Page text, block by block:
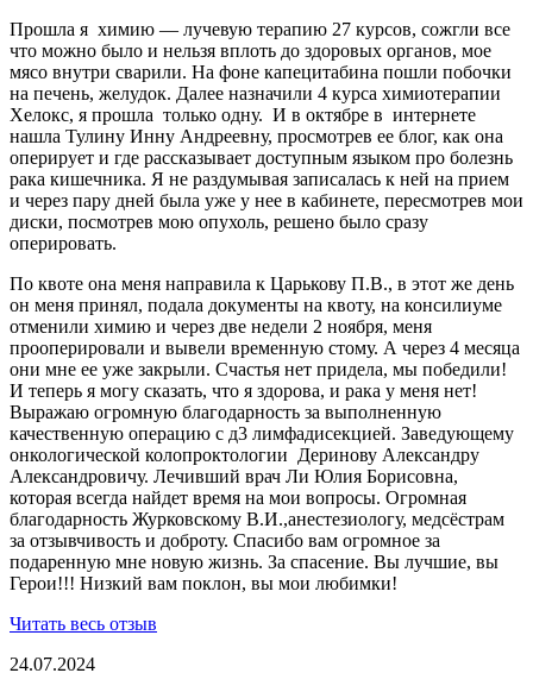
Прошла я химию — лучевую терапию 27 курсов, сожгли все
что можно было и нельзя вплоть до здоровых органов, мое
мясо внутри сварили. На фоне капецитабина пошли побочки
на печень, желудок. Далее назначили 4 курса химиотерапии
Хелокс, я прошла только одну. И в октябре в интернете
нашла Тулину Инну Андреевну, просмотрев ее блог, как она
оперирует и где рассказывает доступным языком про болезнь
рака кишечника. Я не раздумывая записалась к ней на прием
и через пару дней была уже у нее в кабинете, пересмотрев мои
диски, посмотрев мою опухоль, решено было сразу
оперировать.
По квоте она меня направила к Царькову П.В., в этот же день
он меня принял, подала документы на квоту, на консилиуме
отменили химию и через две недели 2 ноября, меня
прооперировали и вывели временную стому. А через 4 месяца
они мне ее уже закрыли. Счастья нет придела, мы победили!
И теперь я могу сказать, что я здорова, и рака у меня нет!
Выражаю огромную благодарность за выполненную
качественную операцию с д3 лимфадисекцией. Заведующему
онкологической колопроктологии Деринову Александру
Александровичу. Лечивший врач Ли Юлия Борисовна,
которая всегда найдет время на мои вопросы. Огромная
благодарность Журковскому В.И.,анестезиологу, медсёстрам
за отзывчивость и доброту. Спасибо вам огромное за
подаренную мне новую жизнь. За спасение. Вы лучшие, вы
Герои!!! Низкий вам поклон, вы мои любимки!
Читать весь отзыв
24.07.2024